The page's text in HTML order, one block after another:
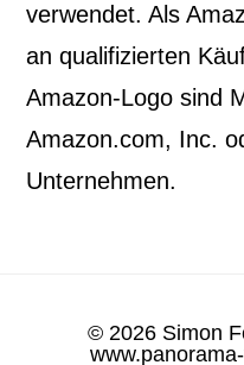
verwendet. Als
an qualifizierten
Amazon-Logo sind
Amazon.com, Inc.
Unternehmen.
© 2026 Simon